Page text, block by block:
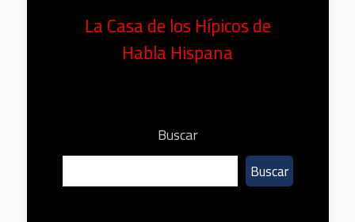
La Casa de los Hípicos de
Habla Hispana
Buscar
Buscar